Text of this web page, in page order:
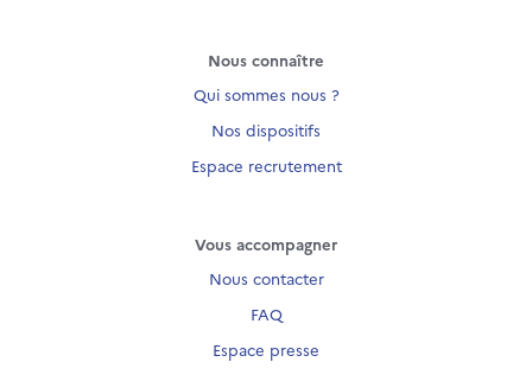
Nous connaître
Qui sommes nous ?
Nos dispositifs
Espace recrutement
Vous accompagner
Nous contacter
FAQ
Espace presse